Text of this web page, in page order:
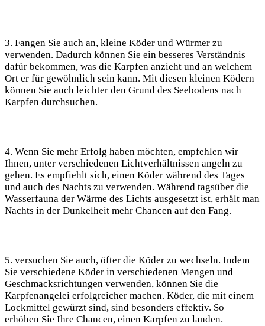
3. Fangen Sie auch an, kleine Köder und Würmer zu
verwenden. Dadurch können Sie ein besseres Verständnis
dafür bekommen, was die Karpfen anzieht und an welchem
Ort er für gewöhnlich sein kann. Mit diesen kleinen Ködern
können Sie auch leichter den Grund des Seebodens nach
Karpfen durchsuchen.
4. Wenn Sie mehr Erfolg haben möchten, empfehlen wir
Ihnen, unter verschiedenen Lichtverhältnissen angeln zu
gehen. Es empfiehlt sich, einen Köder während des Tages
und auch des Nachts zu verwenden. Während tagsüber die
Wasserfauna der Wärme des Lichts ausgesetzt ist, erhält man
Nachts in der Dunkelheit mehr Chancen auf den Fang.
5. versuchen Sie auch, öfter die Köder zu wechseln. Indem
Sie verschiedene Köder in verschiedenen Mengen und
Geschmacksrichtungen verwenden, können Sie die
Karpfenangelei erfolgreicher machen. Köder, die mit einem
Lockmittel gewürzt sind, sind besonders effektiv. So
erhöhen Sie Ihre Chancen, einen Karpfen zu landen.